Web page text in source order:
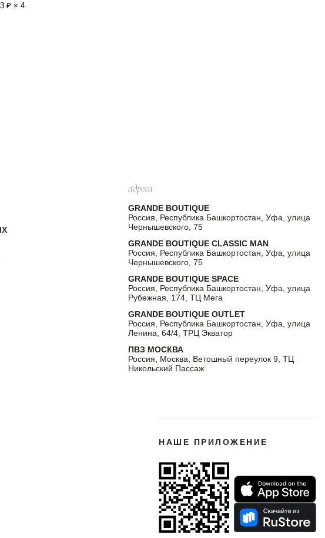
₽ × 4
адреса
GRANDE BOUTIQUE
Россия, Республика Башкортостан, Уфа, улица
Чернышевского, 75
GRANDE BOUTIQUE CLASSIC MAN
Россия, Республика Башкортостан, Уфа, улица
Чернышевского, 75
GRANDE BOUTIQUE SPACE
Россия, Республика Башкортостан, Уфа, улица
Рубежная, 174, ТЦ Мега
GRANDE BOUTIQUE OUTLET
Россия, Республика Башкортостан, Уфа, улица
Ленина, 64/4, ТРЦ Экватор
ПВЗ МОСКВА
Россия, Москва, Ветошный переулок 9, ТЦ
Никольский Пассаж
НАШЕ ПРИЛОЖЕНИЕ